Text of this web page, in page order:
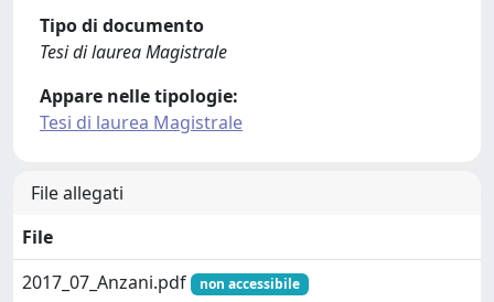
Tipo di documento
Tesi di laurea Magistrale
Appare nelle tipologie:
Tesi di laurea Magistrale
File allegati
File
2017_07_Anzani.pdf
non accessibile